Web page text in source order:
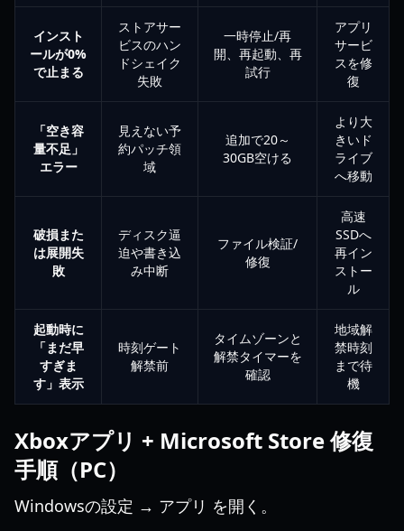
インスト
ールが0%
で止まる
ストアサー
ビスのハン
ドシェイク
失敗
一時停止/再
開、再起動、再
試行
アプリ
サービ
スを修
復
「空き容
量不足」
エラー
見えない予
約パッチ領
域
追加で20～
30GB空ける
より大
きいド
ライブ
へ移動
破損また
は展開失
敗
ディスク逼
迫や書き込
み中断
ファイル検証/
修復
高速
SSDへ
再イン
ストー
ル
起動時に
「まだ早
すぎま
す」表示
時刻ゲート
解禁前
タイムゾーンと
解禁タイマーを
確認
地域解
禁時刻
まで待
機
Xboxアプリ + Microsoft Store 修復
手順（PC）
Windowsの設定 → アプリ を開く。